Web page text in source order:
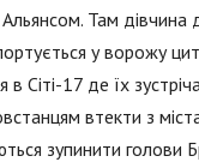
Там дівчина
у ворожу
Сіті-17 де їх
втекти з
зупинити голови